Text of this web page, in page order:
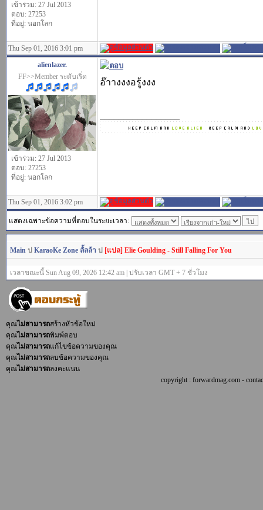
เข้าร่วม: 27 Jul 2013
ตอบ: 27253
ที่อยู่: นอกโลก
Thu Sep 01, 2016 3:01 pm
alienlazer.
FF>>Member ระดับเริ่ด
เข้าร่วม: 27 Jul 2013
ตอบ: 27253
ที่อยู่: นอกโลก
อ๊าางงงอรู้งงง
Thu Sep 01, 2016 3:02 pm
แสดงเฉพาะข้อความที่ตอบในระยะเวลา:
Main ป KaraoKe Zone ลั้ลล้า ป [แปล] Elie Goulding - Still Falling For You
เวลาขณะนี้ Sun Aug 09, 2026 12:42 am | ปรับเวลา GMT + 7 ชั่วโมง
คุณไม่สามารถสร้างหัวข้อใหม่
คุณไม่สามารถพิมพ์ตอบ
คุณไม่สามารถแก้ไขข้อความของคุณ
คุณไม่สามารถลบข้อความของคุณ
คุณไม่สามารถลงคะแนน
copyright : forwardmag.com -